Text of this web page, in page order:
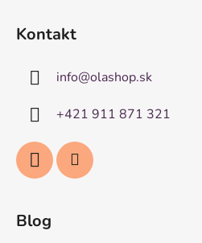
Kontakt
info@olashop.sk
+421 911 871 321
Blog